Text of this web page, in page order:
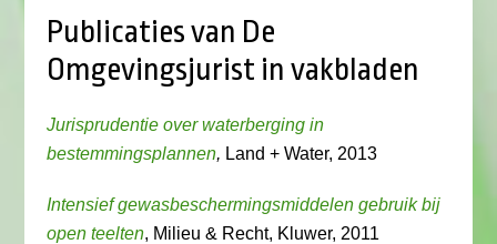
Publicaties van De
Omgevingsjurist in vakbladen
Jurisprudentie over waterberging in
bestemmingsplannen, Land + Water, 2013
Intensief gewasbeschermingsmiddelen gebruik bij
open teelten, Milieu & Recht, Kluwer, 2011